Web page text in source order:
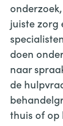
juiste zorg
doen
naar
de
thuis of